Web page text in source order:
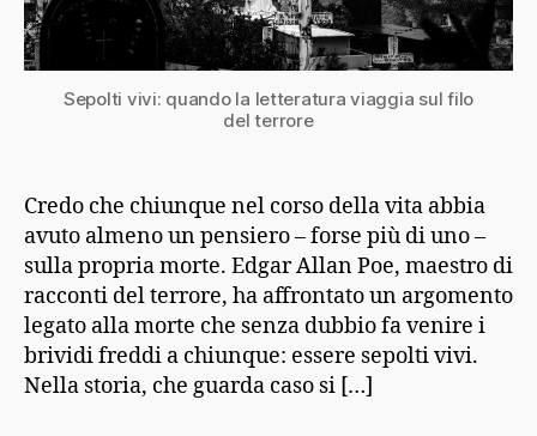
Sepolti vivi: quando la letteratura viaggia sul filo
del terrore
Credo che chiunque nel corso della vita abbia
avuto almeno un pensiero – forse più di uno –
sulla propria morte. Edgar Allan Poe, maestro di
racconti del terrore, ha affrontato un argomento
legato alla morte che senza dubbio fa venire i
brividi freddi a chiunque: essere sepolti vivi.
Nella storia, che guarda caso si […]